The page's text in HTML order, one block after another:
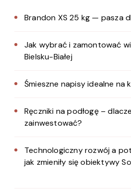
Brandon XS 25 kg — pasza
Jak wybrać i zamontować
Bielsku-Białej
Śmieszne napisy idealne na
Ręczniki na podłogę –
zainwestować?
Technologiczny rozwój a
jak zmieniły się obiektywy